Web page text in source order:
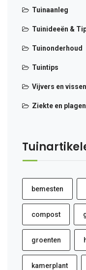
Tuinaanleg
Tuinideeën &
Tuinonderhoud
Tuintips
Vijvers en vissen
Ziekte en plagen
bemesten
compost
groenten
kamerplant